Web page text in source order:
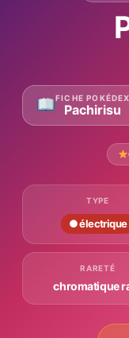
FICHE POKÉDEX
Pachirisu
TYPE
● électrique
RARETÉ
chromatique